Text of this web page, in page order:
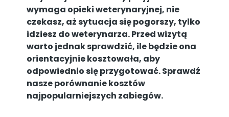
wymaga opieki weterynaryjnej, nie
czekasz, aż sytuacja się pogorszy, tylko
idziesz do weterynarza. Przed wizytą
warto jednak sprawdzić, ile będzie ona
orientacyjnie kosztowała, aby
odpowiednio się przygotować. Sprawdź
nasze porównanie kosztów
najpopularniejszych zabiegów.